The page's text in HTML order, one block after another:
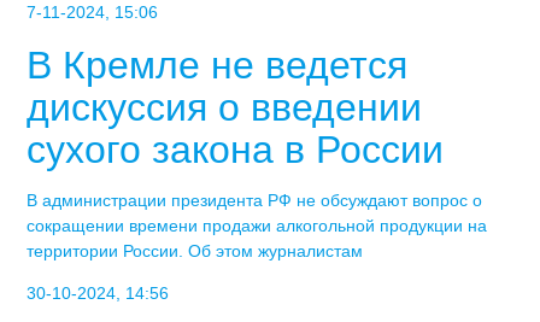
7-11-2024, 15:06
В Кремле не ведется
дискуссия о введении
сухого закона в России
В администрации президента РФ не обсуждают вопрос о
сокращении времени продажи алкогольной продукции на
территории России. Об этом журналистам
30-10-2024, 14:56